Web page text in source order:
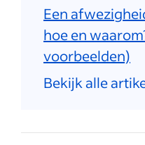
Een
hoe en
voorbeelden)
Bekijk alle